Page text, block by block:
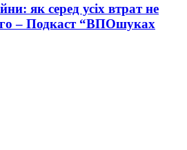
як серед усіх втрат не
– Подкаст “ВПОшуках